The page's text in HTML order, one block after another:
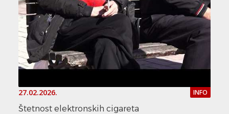
27.02.2026. INFO
Štetnost elektronskih cigareta